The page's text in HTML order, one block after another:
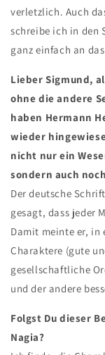
verletzlich. Auch
schreibe ich in den
ganz einfach an
Lieber Sigmund,
ohne die andere
haben Hermann
wieder
nicht nur ein
sondern auch
Der deutsche
gesagt, dass jeder
Damit meinte er, in
Charaktere (gute
gesellschaftliche
und der andere
Folgst Du dieser
Nagia?